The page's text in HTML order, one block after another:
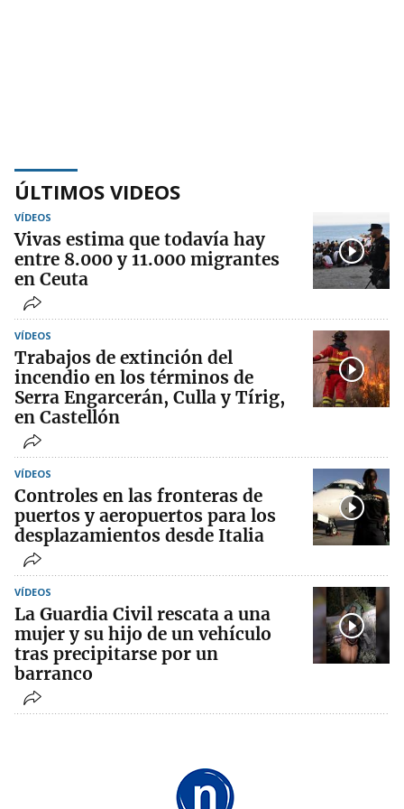
ÚLTIMOS VIDEOS
VÍDEOS
Vivas estima que todavía hay
entre 8.000 y 11.000 migrantes
en Ceuta
VÍDEOS
Trabajos de extinción del
incendio en los términos de
Serra Engarcerán, Culla y Tírig,
en Castellón
VÍDEOS
Controles en las fronteras de
puertos y aeropuertos para los
desplazamientos desde Italia
VÍDEOS
La Guardia Civil rescata a una
mujer y su hijo de un vehículo
tras precipitarse por un
barranco